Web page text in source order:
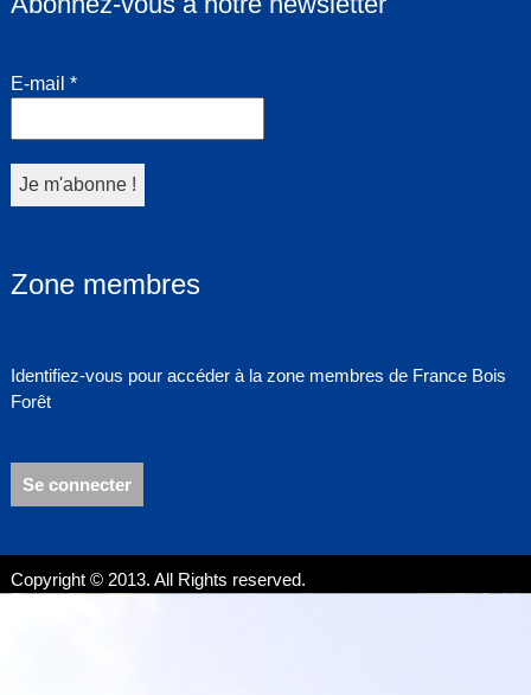
E-mail *
Zone membres
Identifiez-vous pour accéder à la zone membres de France Bois
Forêt
Se connecter
Copyright © 2013. All Rights reserved.